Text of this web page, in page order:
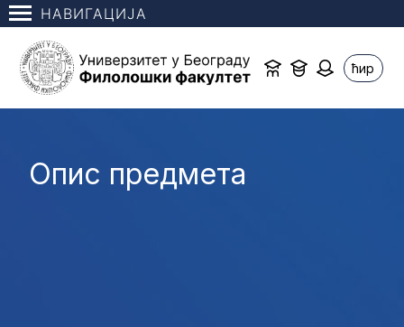
НАВИГАЦИЈА
ћир
Опис предмета